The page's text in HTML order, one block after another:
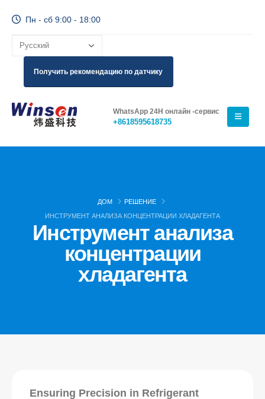
Пн - сб 9:00 - 18:00
Получить рекомендацию по датчику
WhatsApp 24H онлайн -сервис
+8618595618735
ДОМ
РЕШЕНИЕ
ИНСТРУМЕНТ АНАЛИЗА КОНЦЕНТРАЦИИ ХЛАДАГЕНТА
Инструмент анализа
концентрации
хладагента
Ensuring Precision in Refrigerant